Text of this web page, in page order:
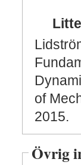
of
2015.
Övrig